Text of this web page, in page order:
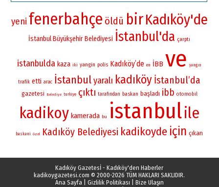
yeni fenerbahçe öldü birKadıköy'de
İstanbul Büyükşehir Belediyesi İstanbul'da çarptı
istanbulda kaza iki yangin polis Kadıköy’de en İBB ve yangın
trafik etti arac İstanbul yaralı kadıköy İstanbul’da
gazetesi Belediye turkiye çıktı tarafından baskan başladı ibb otomobil
kadikoy kamerada bu istanbulile
baskani özel Kadıköy Belediyesi kadikoyde için çıkan
Kadıköy Gazetesİ - Kadıköy'den Haberler
kadikoygazetesi.com © 2000-2026 TÜM HAKLARI SAKLIDIR.
Ana Sayfa
Gizlilik Politikası
Bize Ulaşın